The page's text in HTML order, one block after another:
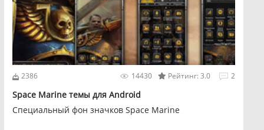
2386 2
Рейтинг: 3.0
14430
Space Marine темы для Android
Специальный фон значков Space Marine